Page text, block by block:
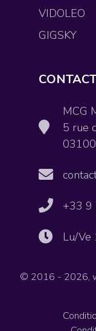
VIDOLEO
GIGSKY
MCG
5 rue
+33 9
Lu/
© 2016 - 2026,